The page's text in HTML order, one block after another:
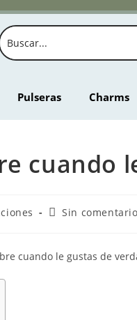
Pulseras Charms
cuando
Sin
cuando le gustas de